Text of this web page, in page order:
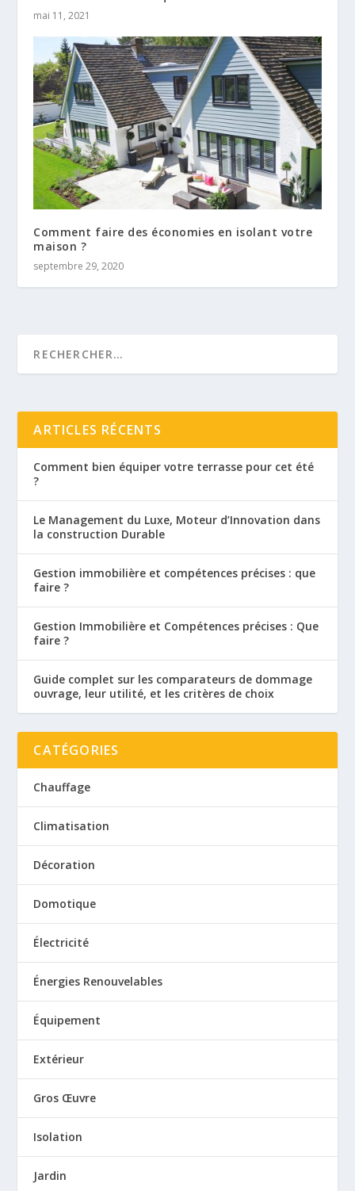
mai 11, 2021
Comment faire des économies en isolant votre
maison ?
septembre 29, 2020
ARTICLES RÉCENTS
Comment bien équiper votre terrasse pour cet été
?
Le Management du Luxe, Moteur d’Innovation dans
la construction Durable
Gestion immobilière et compétences précises : que
faire ?
Gestion Immobilière et Compétences précises : Que
faire ?
Guide complet sur les comparateurs de dommage
ouvrage, leur utilité, et les critères de choix
CATÉGORIES
Chauffage
Climatisation
Décoration
Domotique
Électricité
Énergies Renouvelables
Équipement
Extérieur
Gros Œuvre
Isolation
Jardin